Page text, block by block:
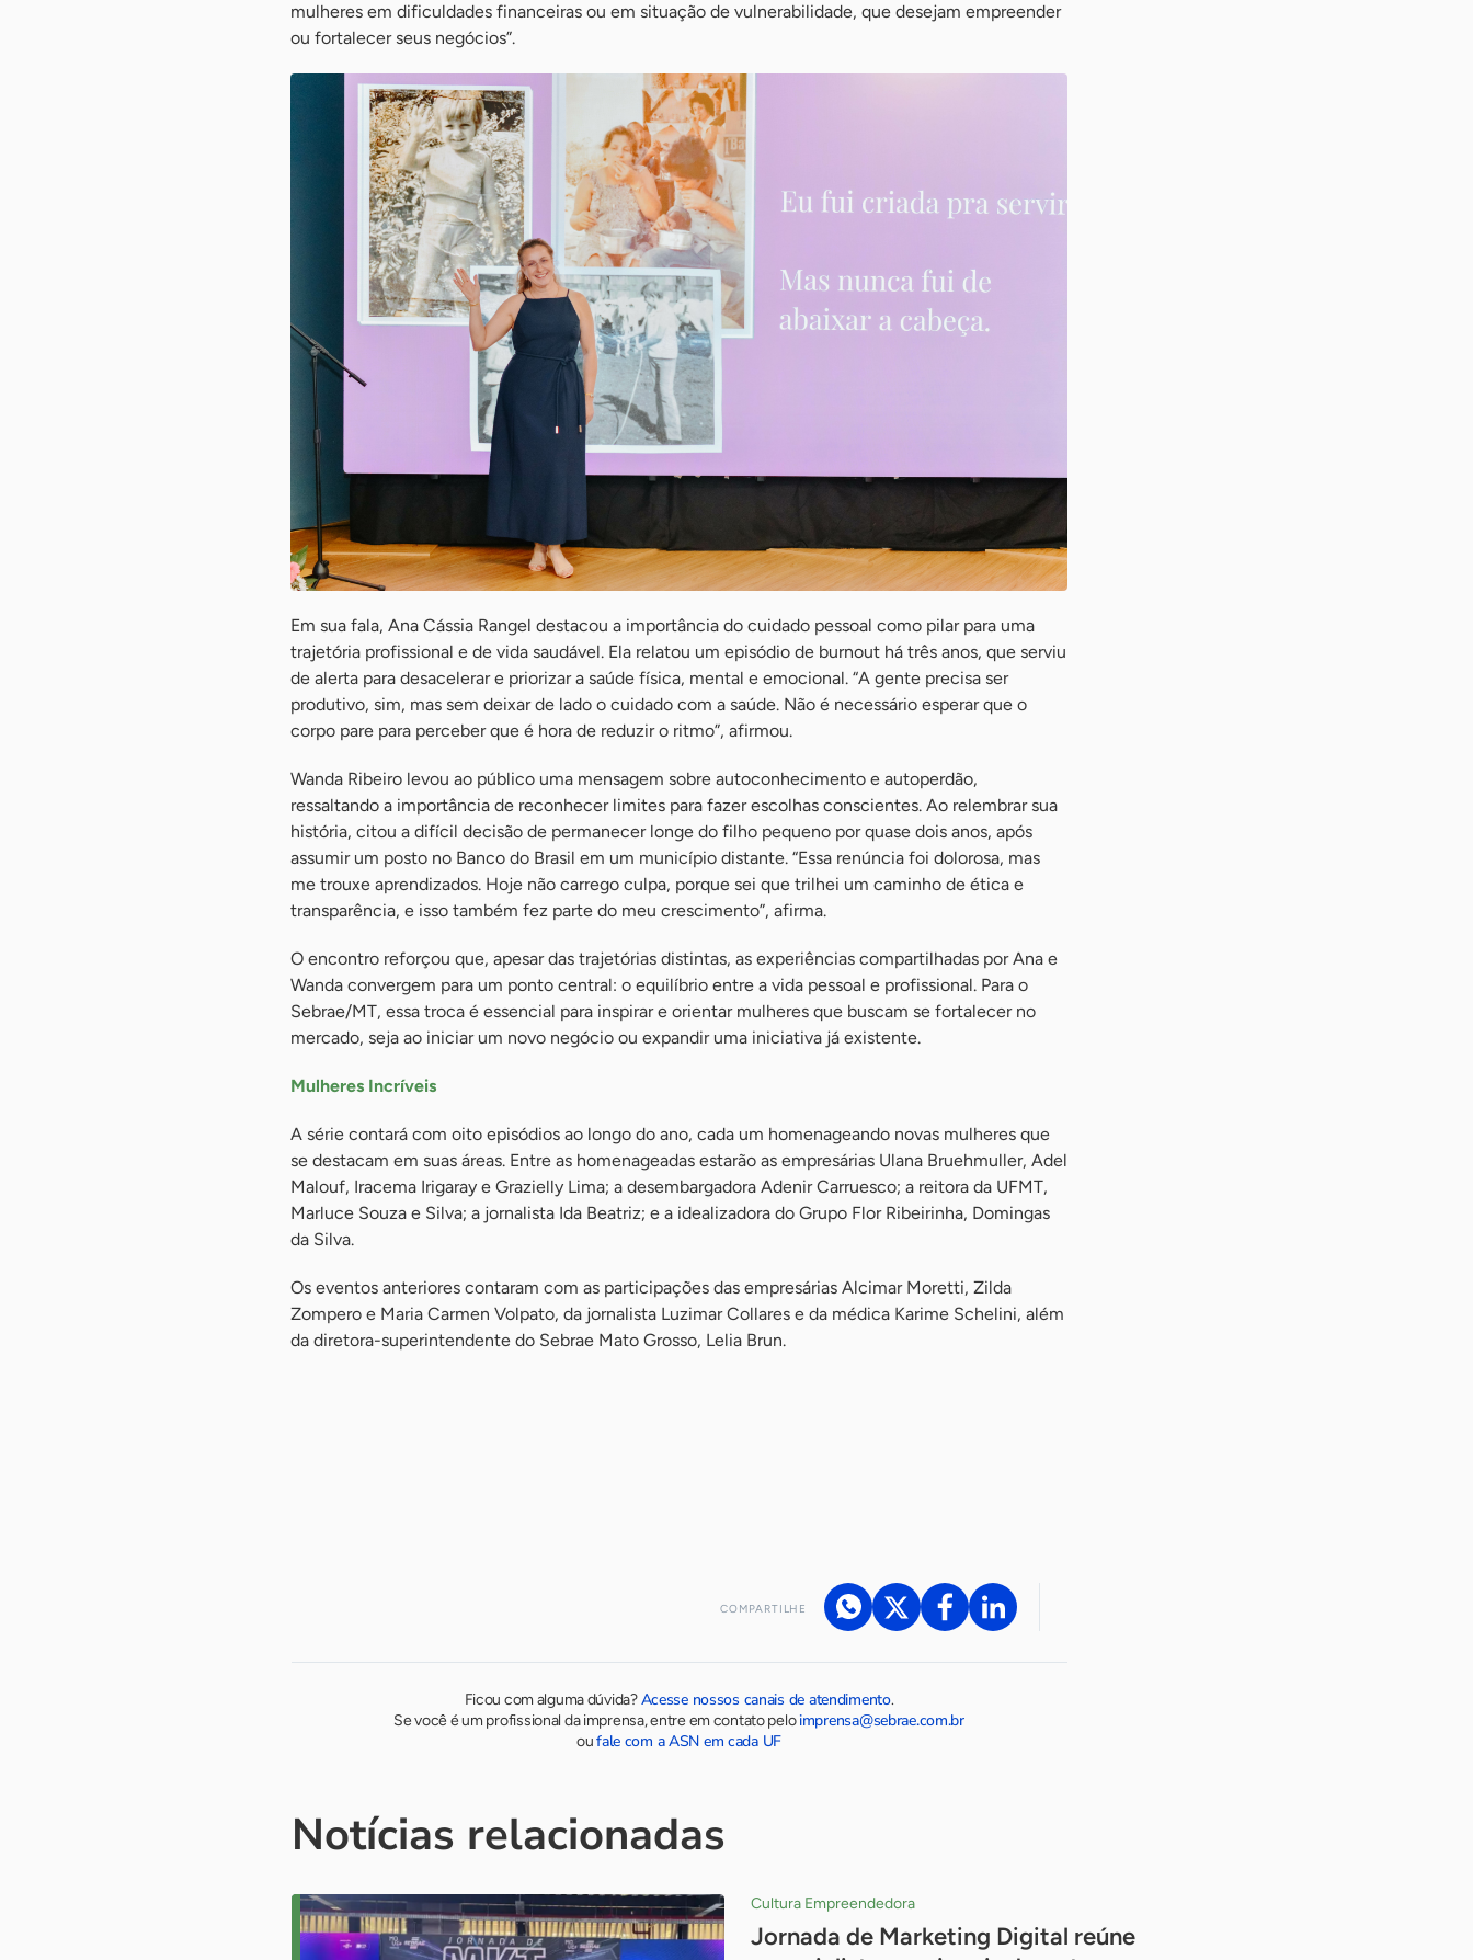
mulheres em dificuldades financeiras ou em situação de vulnerabilidade, que desejam empreender
ou fortalecer seus negócios”.
Em sua fala, Ana Cássia Rangel destacou a importância do cuidado pessoal como pilar para uma
trajetória profissional e de vida saudável. Ela relatou um episódio de burnout há três anos, que serviu
de alerta para desacelerar e priorizar a saúde física, mental e emocional. “A gente precisa ser
produtivo, sim, mas sem deixar de lado o cuidado com a saúde. Não é necessário esperar que o
corpo pare para perceber que é hora de reduzir o ritmo”, afirmou.
Wanda Ribeiro levou ao público uma mensagem sobre autoconhecimento e autoperdão,
ressaltando a importância de reconhecer limites para fazer escolhas conscientes. Ao relembrar sua
história, citou a difícil decisão de permanecer longe do filho pequeno por quase dois anos, após
assumir um posto no Banco do Brasil em um município distante. “Essa renúncia foi dolorosa, mas
me trouxe aprendizados. Hoje não carrego culpa, porque sei que trilhei um caminho de ética e
transparência, e isso também fez parte do meu crescimento”, afirma.
O encontro reforçou que, apesar das trajetórias distintas, as experiências compartilhadas por Ana e
Wanda convergem para um ponto central: o equilíbrio entre a vida pessoal e profissional. Para o
Sebrae/MT, essa troca é essencial para inspirar e orientar mulheres que buscam se fortalecer no
mercado, seja ao iniciar um novo negócio ou expandir uma iniciativa já existente.
Mulheres Incríveis
A série contará com oito episódios ao longo do ano, cada um homenageando novas mulheres que
se destacam em suas áreas. Entre as homenageadas estarão as empresárias Ulana Bruehmuller, Adel
Malouf, Iracema Irigaray e Grazielly Lima; a desembargadora Adenir Carruesco; a reitora da UFMT,
Marluce Souza e Silva; a jornalista Ida Beatriz; e a idealizadora do Grupo Flor Ribeirinha, Domingas
da Silva.
Os eventos anteriores contaram com as participações das empresárias Alcimar Moretti, Zilda
Zompero e Maria Carmen Volpato, da jornalista Luzimar Collares e da médica Karime Schelini, além
da diretora-superintendente do Sebrae Mato Grosso, Lelia Brun.
COMPARTILHE
Ficou com alguma dúvida?Acesse nossos canais de atendimento.
Se você é um profissional da imprensa, entre em contato peloimprensa@sebrae.com.br
oufale com a ASN em cada UF
Notícias relacionadas
Cultura Empreendedora
Jornada de Marketing Digital reúne